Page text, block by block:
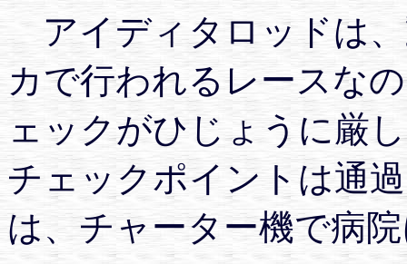
アイディタロッドは、
カで行われるレースな
ェックがひじょうに厳
チェックポイントは通
は、チャーター機で病